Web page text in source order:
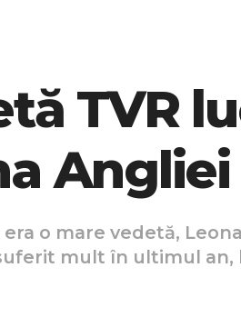
TVR
Angliei
o mare vedetă,
mult în ultimul